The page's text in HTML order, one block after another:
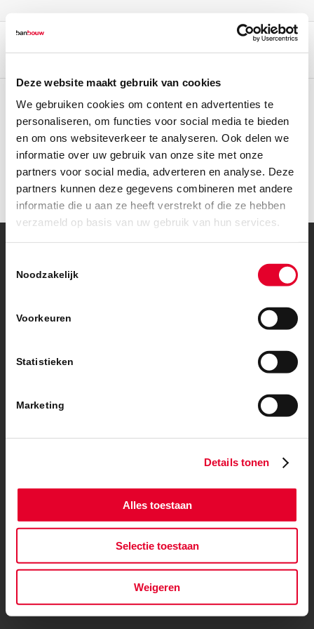
Deze website maakt gebruik van cookies
We gebruiken cookies om content en advertenties te
personaliseren, om functies voor social media te bieden
en om ons websiteverkeer te analyseren. Ook delen we
informatie over uw gebruik van onze site met onze
partners voor social media, adverteren en analyse. Deze
partners kunnen deze gegevens combineren met andere
informatie die u aan ze heeft verstrekt of die ze hebben
verzameld op basis van uw gebruik van hun services.
Noodzakelijk
Voorkeuren
Statistieken
Marketing
Details tonen
Alles toestaan
Selectie toestaan
Weigeren
voorwaarden|Privacybeleid